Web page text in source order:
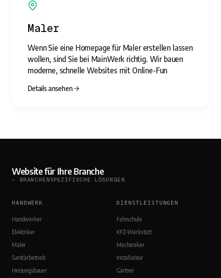
Maler
Wenn Sie eine Homepage für Maler erstellen lassen
wollen, sind Sie bei MainWerk richtig. Wir bauen
moderne, schnelle Websites mit Online-Fun
Details ansehen
Website für Ihre Branche
— BRANCHENSPEZIFISCHE LÖSUNGEN
HANDWERK
Handwerker
Elektriker
Maler
Sanitärbetrieb
Heizungsbauer
DIENSTLEISTUNGEN
Fahrschule
KFZ-Werkstatt
Mechaniker
Installateur
Gärtner